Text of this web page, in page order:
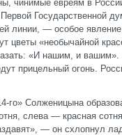
чинимые евреям в
Государственной
линии, — особое
цветы «необычайной
«И нашим, и вашим».
прицельный огонь.
го» Солженицына
слева — красная
— он схлопнул